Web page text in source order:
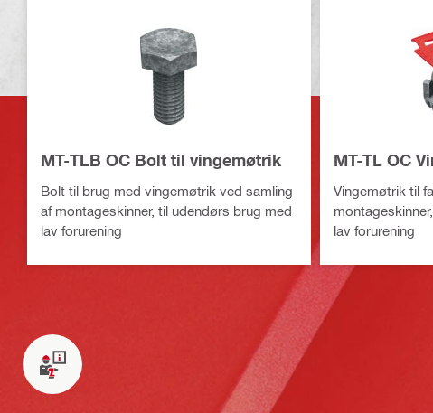
MT-TLB OC Bolt til vingemøtrik
Bolt til brug med vingemøtrik ved samling
af montageskinner, til udendørs brug med
lav forurening
MT-TL OC
Vingemøtrik til
lav forurening